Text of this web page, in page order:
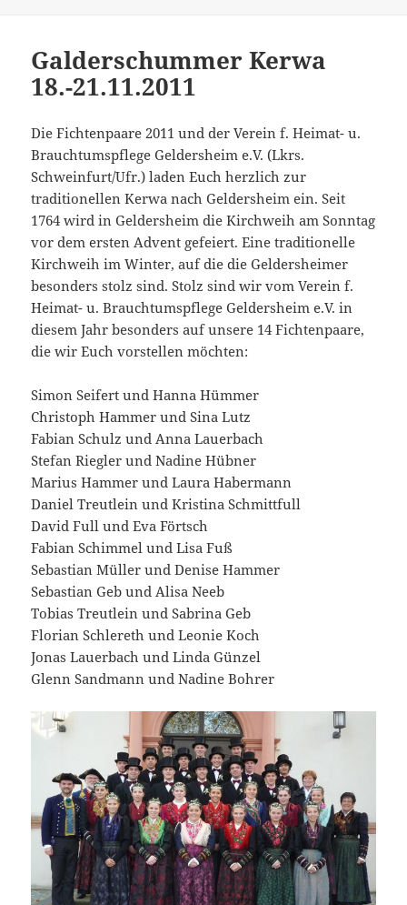
Galderschummer Kerwa
18.-21.11.2011
Die Fichtenpaare 2011 und der Verein f. Heimat- u.
Brauchtumspflege Geldersheim e.V. (Lkrs.
Schweinfurt/Ufr.) laden Euch herzlich zur
traditionellen Kerwa nach Geldersheim ein. Seit
1764 wird in Geldersheim die Kirchweih am Sonntag
vor dem ersten Advent gefeiert. Eine traditionelle
Kirchweih im Winter, auf die die Geldersheimer
besonders stolz sind. Stolz sind wir vom Verein f.
Heimat- u. Brauchtumspflege Geldersheim e.V. in
diesem Jahr besonders auf unsere 14 Fichtenpaare,
die wir Euch vorstellen möchten:
Simon Seifert und Hanna Hümmer
Christoph Hammer und Sina Lutz
Fabian Schulz und Anna Lauerbach
Stefan Riegler und Nadine Hübner
Marius Hammer und Laura Habermann
Daniel Treutlein und Kristina Schmittfull
David Full und Eva Förtsch
Fabian Schimmel und Lisa Fuß
Sebastian Müller und Denise Hammer
Sebastian Geb und Alisa Neeb
Tobias Treutlein und Sabrina Geb
Florian Schlereth und Leonie Koch
Jonas Lauerbach und Linda Günzel
Glenn Sandmann und Nadine Bohrer